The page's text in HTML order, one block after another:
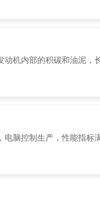
机内部的积碳和油泥，
脑控制生产，性能指标